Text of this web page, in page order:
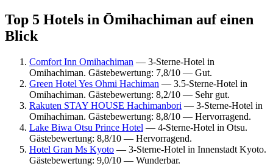
Top 5 Hotels in Ōmihachiman auf einen
Blick
Comfort Inn Omihachiman — 3-Sterne-Hotel in
Omihachiman. Gästebewertung: 7,8/10 — Gut.
Green Hotel Yes Ohmi Hachiman — 3.5-Sterne-Hotel in
Omihachiman. Gästebewertung: 8,2/10 — Sehr gut.
Rakuten STAY HOUSE Hachimanbori — 3-Sterne-Hotel in
Omihachiman. Gästebewertung: 8,8/10 — Hervorragend.
Lake Biwa Otsu Prince Hotel — 4-Sterne-Hotel in Otsu.
Gästebewertung: 8,8/10 — Hervorragend.
Hotel Gran Ms Kyoto — 3-Sterne-Hotel in Innenstadt Kyoto.
Gästebewertung: 9,0/10 — Wunderbar.